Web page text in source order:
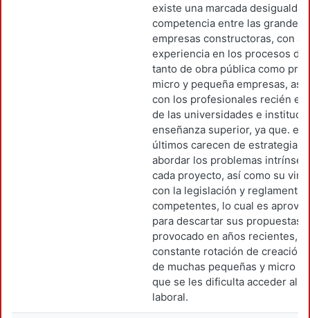
existe una marcada
competencia entre las grandes
empresas constructoras, con
experiencia en los procesos de
tanto de obra pública como
micro y pequeña empresas, así
con los profesionales recién
de las universidades e
enseñanza superior, ya que.
últimos carecen de estrategias
abordar los problemas
cada proyecto, así como su
con la legislación y
competentes, lo cual es
para descartar sus propuestas.
provocado en años recientes, la
constante rotación de creación
de muchas pequeñas y micro
que se les dificulta acceder al
laboral.